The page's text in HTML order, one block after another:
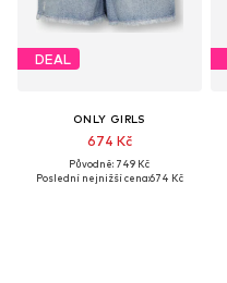
DEAL
ONLY GIRLS
674 Kč
Původně: 749 Kč
Poslední nejnižší cena:674 Kč